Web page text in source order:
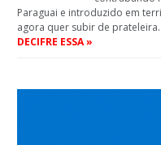
Paraguai e introduzido em
agora quer subir de
DECIFRE ESSA »